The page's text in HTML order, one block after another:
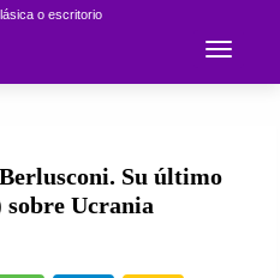
o escritorio
Toggle
Su último
Ucrania